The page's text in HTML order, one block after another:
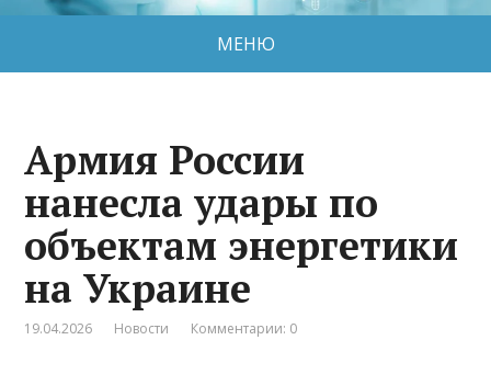
МЕНЮ
Армия России
нанесла удары по
объектам энергетики
на Украине
19.04.2026 Новости Комментарии: 0